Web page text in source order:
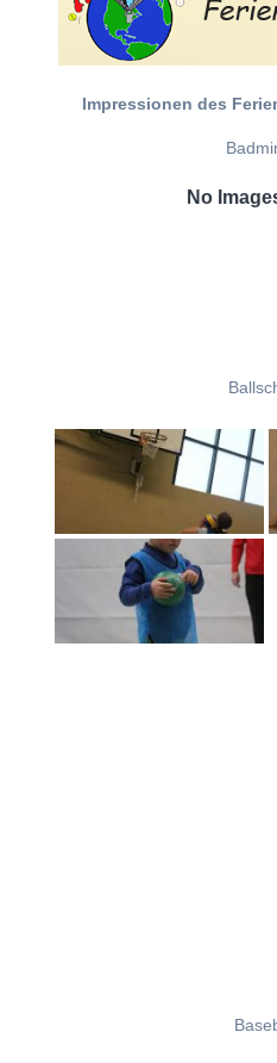
Impressionen des
No